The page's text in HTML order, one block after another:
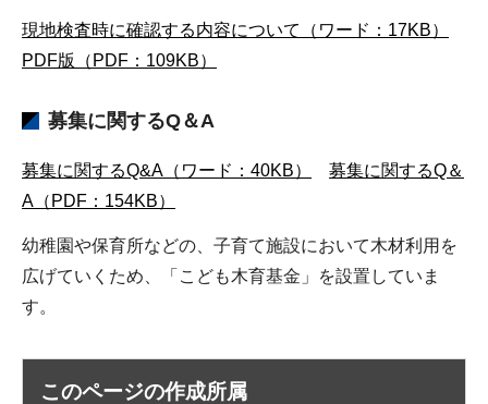
現地検査時に確認する内容について（ワード：17KB）
PDF版（PDF：109KB）
募集に関するQ＆A
募集に関するQ&A（ワード：40KB）
募集に関するQ＆
A（PDF：154KB）
幼稚園や保育所などの、子育て施設において木材利用を
広げていくため、「こども木育基金」を設置していま
す。
このページの作成所属